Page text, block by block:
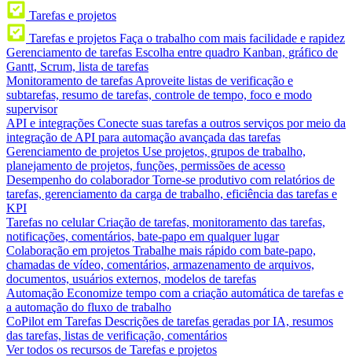
Tarefas e projetos
Tarefas e projetos Faça o trabalho com mais facilidade e rapidez
Gerenciamento de tarefas Escolha entre quadro Kanban, gráfico de
Gantt, Scrum, lista de tarefas
Monitoramento de tarefas Aproveite listas de verificação e
subtarefas, resumo de tarefas, controle de tempo, foco e modo
supervisor
API e integrações Conecte suas tarefas a outros serviços por meio da
integração de API para automação avançada das tarefas
Gerenciamento de projetos Use projetos, grupos de trabalho,
planejamento de projetos, funções, permissões de acesso
Desempenho do colaborador Torne-se produtivo com relatórios de
tarefas, gerenciamento da carga de trabalho, eficiência das tarefas e
KPI
Tarefas no celular Criação de tarefas, monitoramento das tarefas,
notificações, comentários, bate-papo em qualquer lugar
Colaboração em projetos Trabalhe mais rápido com bate-papo,
chamadas de vídeo, comentários, armazenamento de arquivos,
documentos, usuários externos, modelos de tarefas
Automação Economize tempo com a criação automática de tarefas e
a automação do fluxo de trabalho
CoPilot em Tarefas Descrições de tarefas geradas por IA, resumos
das tarefas, listas de verificação, comentários
Ver todos os recursos de Tarefas e projetos